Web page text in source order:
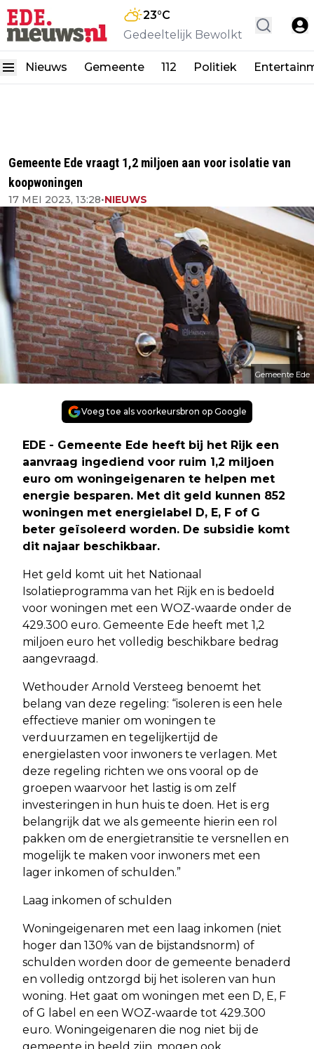
23°C
Gedeeltelijk Bewolkt
Nieuws Gemeente 112 Politiek
Gemeente Ede vraagt 1,2 miljoen aan voor isolatie van
koopwoningen
17 MEI 2023, 13:28•NIEUWS
Gemeente Ede
Voeg toe als voorkeursbron op Google
EDE - Gemeente Ede heeft bij het Rijk een
aanvraag ingediend voor ruim 1,2 miljoen
euro om woningeigenaren te helpen met
energie besparen. Met dit geld kunnen 852
woningen met energielabel D, E, F of G
beter geïsoleerd worden. De subsidie komt
dit najaar beschikbaar.
Het geld komt uit het Nationaal
Isolatieprogramma van het Rijk en is bedoeld
voor woningen met een WOZ-waarde onder de
429.300 euro. Gemeente Ede heeft met 1,2
miljoen euro het volledig beschikbare bedrag
aangevraagd.
Wethouder Arnold Versteeg benoemt het
belang van deze regeling: “isoleren is een hele
effectieve manier om woningen te
verduurzamen en tegelijkertijd de
energielasten voor inwoners te verlagen. Met
deze regeling richten we ons vooral op de
groepen waarvoor het lastig is om zelf
investeringen in hun huis te doen. Het is erg
belangrijk dat we als gemeente hierin een rol
pakken om de energietransitie te versnellen en
mogelijk te maken voor inwoners met een
lager inkomen of schulden.”
Laag inkomen of schulden
Woningeigenaren met een laag inkomen (niet
hoger dan 130% van de bijstandsnorm) of
schulden worden door de gemeente benaderd
en volledig ontzorgd bij het isoleren van hun
woning. Het gaat om woningen met een D, E, F
of G label en een WOZ-waarde tot 429.300
euro. Woningeigenaren die nog niet bij de